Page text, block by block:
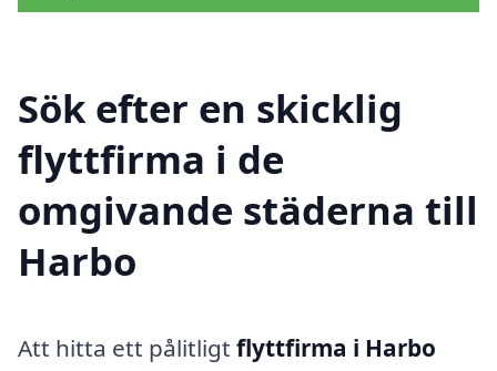
Sök efter en skicklig
flyttfirma i de
omgivande städerna till
Harbo
Att hitta ett pålitligt flyttfirma i Harbo